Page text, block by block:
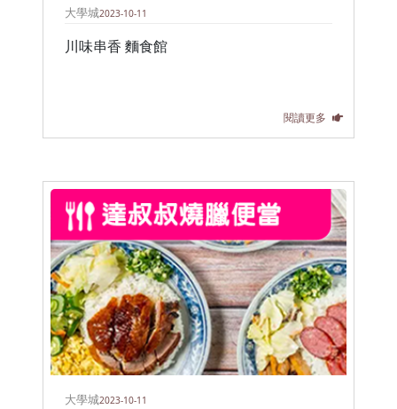
大學城2023-10-11
川味串香 麵食館
閱讀更多
大學城2023-10-11